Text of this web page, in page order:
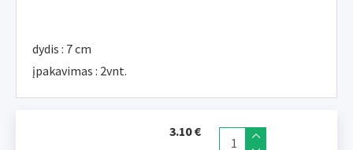
3.10 €
dydis : 7 cm
įpakavimas : 2vnt.